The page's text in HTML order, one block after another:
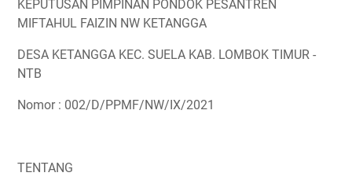
KEPUTUSAN PIMPINAN PONDOK PESANTREN
MIFTAHUL FAIZIN NW KETANGGA
DESA KETANGGA KEC. SUELA KAB. LOMBOK TIMUR -
NTB
Nomor : 002/D/PPMF/NW/IX/2021
TENTANG